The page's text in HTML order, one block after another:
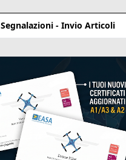
Segnalazioni - Invio Articoli